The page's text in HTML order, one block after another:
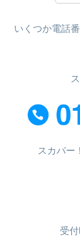
いくつか電話
スカパー
受